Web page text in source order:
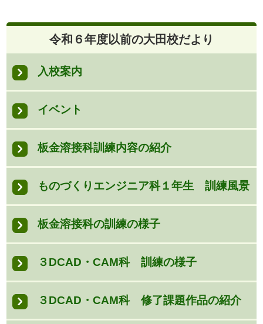
令和６年度以前の大田校だより
入校案内
イベント
板金溶接科訓練内容の紹介
ものづくりエンジニア科１年生 訓練風景
板金溶接科の訓練の様子
３DCAD・CAM科 訓練の様子
３DCAD・CAM科 修了課題作品の紹介